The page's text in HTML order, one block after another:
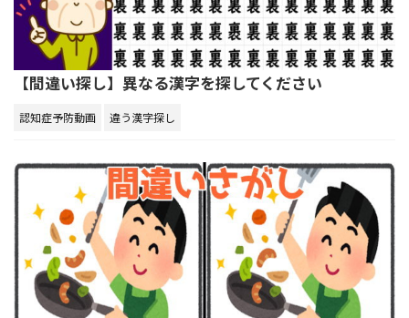
【間違い探し】異なる漢字を探してください
認知症予防動画 違う漢字探し